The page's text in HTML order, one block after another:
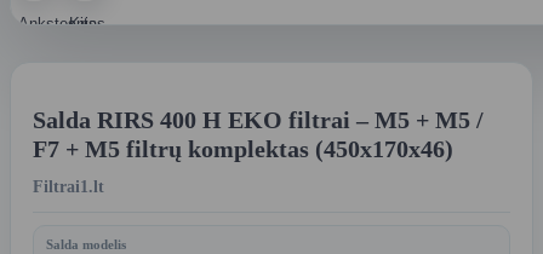
Ankstesnis
Kitas
Salda RIRS 400 H EKO filtrai – M5 + M5 /
F7 + M5 filtrų komplektas (450x170x46)
Filtrai1.lt
Salda modelis